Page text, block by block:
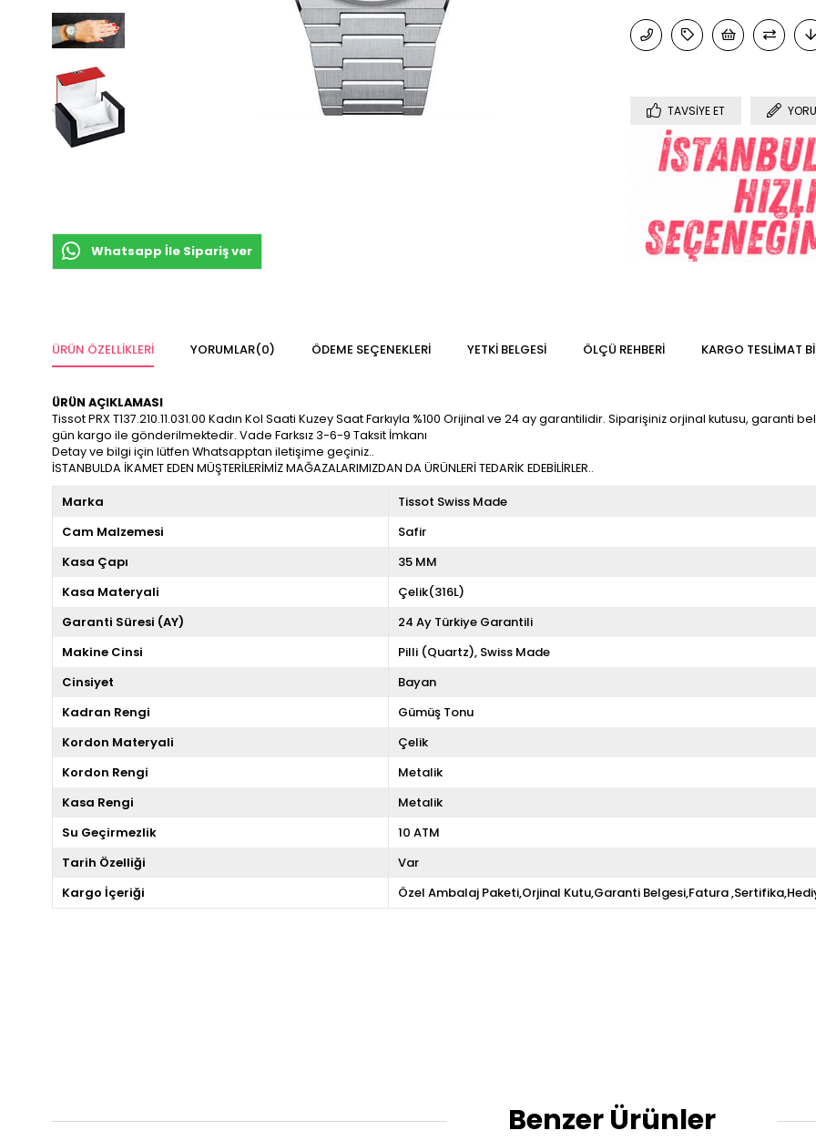
Whatsapp İle Sipariş ver
TAVSIYE ET
ÜRÜN ÖZELLIKLERI YORUMLAR(0) ÖDEME SEÇENEKLERI YETKİ BELGESİ ÖLÇÜ REHBERI KARGO TESLIMAT
ÜRÜN AÇIKLAMASI
Tissot PRX T137.210.11.031.00 Kadın Kol Saati Kuzey Saat Farkıyla %100 Orijinal ve 24 ay garantilidir. Siparişiniz orjinal kutusu, garanti
gün kargo ile gönderilmektedir. Vade Farksız 3-6-9 Taksit İmkanı
Detay ve bilgi için lütfen Whatsapptan iletişime geçiniz..
İSTANBULDA İKAMET EDEN MÜŞTERİLERİMİZ MAĞAZALARIMIZDAN DA ÜRÜNLERİ TEDARİK EDEBİLİRLER..
Marka
Tissot Swiss Made
Cam Malzemesi
Safir
Kasa Çapı
35 MM
Kasa Materyali
Çelik(316L)
Garanti Süresi (AY)
24 Ay Türkiye Garantili
Makine Cinsi
Pilli (Quartz) Swiss Made
Cinsiyet
Bayan
Kadran Rengi
Gümüş Tonu
Kordon Materyali
Çelik
Kordon Rengi
Metalik
Kasa Rengi
Metalik
Su Geçirmezlik
10 ATM
Tarih Özelliği
Var
Kargo İçeriği
Özel Ambalaj Paketi,Orjinal Kutu,Garanti Belgesi,Fatura
Benzer Ürünler